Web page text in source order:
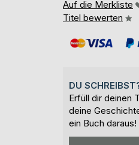
Auf die Merkliste
Titel bewerten
DU
Erfüll dir deinen
deine
ein Buch daraus!